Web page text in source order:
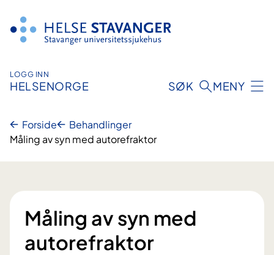
innhold
LOGG INN
HELSENORGE SØK MENY
Forside
Behandlinger
Måling av syn med autorefraktor
Måling av syn med
autorefraktor